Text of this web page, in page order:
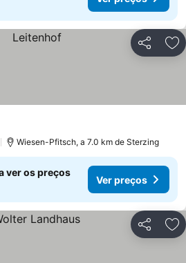
Partilhar
Wiesen-Pfitsch, a 7.0 km de Sterzing
ver os preços
Ver preços
Partilhar